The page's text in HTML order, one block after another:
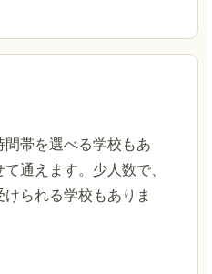
帯を選べる学校もあ
通えます。少人数で、
られる学校もありま